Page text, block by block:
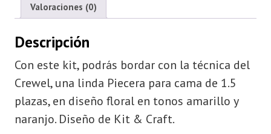
Valoraciones (0)
Descripción
Con este kit, podrás bordar con la técnica del
Crewel, una linda Piecera para cama de 1.5
plazas, en diseño floral en tonos amarillo y
naranjo. Diseño de Kit & Craft.